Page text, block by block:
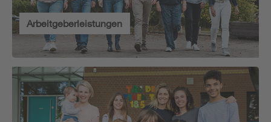
Arbeitgeberleistungen